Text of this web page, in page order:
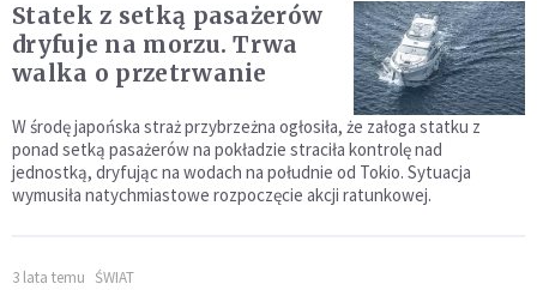
Statek z setką pasażerów
dryfuje na morzu. Trwa
walka o przetrwanie
W środę japońska straż przybrzeżna ogłosiła, że załoga statku z
ponad setką pasażerów na pokładzie straciła kontrolę nad
jednostką, dryfując na wodach na południe od Tokio. Sytuacja
wymusiła natychmiastowe rozpoczęcie akcji ratunkowej.
3 lata temu ŚWIAT